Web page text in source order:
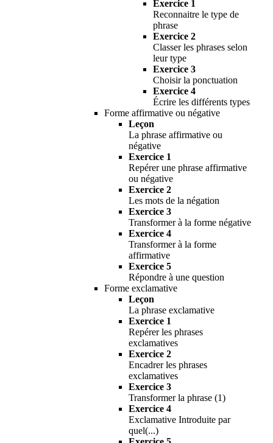
Exercice 1
Reconnaitre le type de
phrase
Exercice 2
Classer les phrases selon
leur type
Exercice 3
Choisir la ponctuation
Exercice 4
Écrire les différents types
Forme affirmative ou négative
Leçon
La phrase affirmative ou
négative
Exercice 1
Repérer une phrase affirmative
ou négative
Exercice 2
Les mots de la négation
Exercice 3
Transformer à la forme négative
Exercice 4
Transformer à la forme
affirmative
Exercice 5
Répondre à une question
Forme exclamative
Leçon
La phrase exclamative
Exercice 1
Repérer les phrases
exclamatives
Exercice 2
Encadrer les phrases
exclamatives
Exercice 3
Transformer la phrase (1)
Exercice 4
Exclamative Introduite par
quel(...)